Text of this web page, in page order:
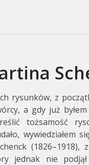
rysunków, z
a gdy już
tożsamość
wywiedziałem
(1826–1918),
jednak nie